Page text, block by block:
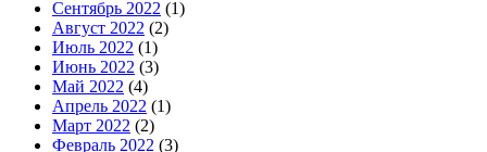
Сентябрь 2022 (1)
Август 2022 (2)
Июль 2022 (1)
Июнь 2022 (3)
Май 2022 (4)
Апрель 2022 (1)
Март 2022 (2)
Февраль 2022 (3)